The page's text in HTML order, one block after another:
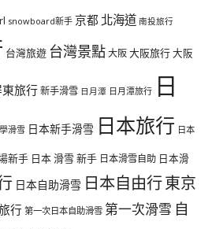
snowboard新手 京都 北海道 南投旅行
台灣旅遊 台灣景點大阪大阪旅行大阪
東旅行新手滑雪 日月潭 日月潭旅行 日
滑雪 日本新手滑雪 日本旅行 日本
新手 日本 滑雪 新手 日本滑雪自助 日本滑
日本自助滑雪 日本自由行東京
行 第一次日本自助滑雪 第一次滑雪 自